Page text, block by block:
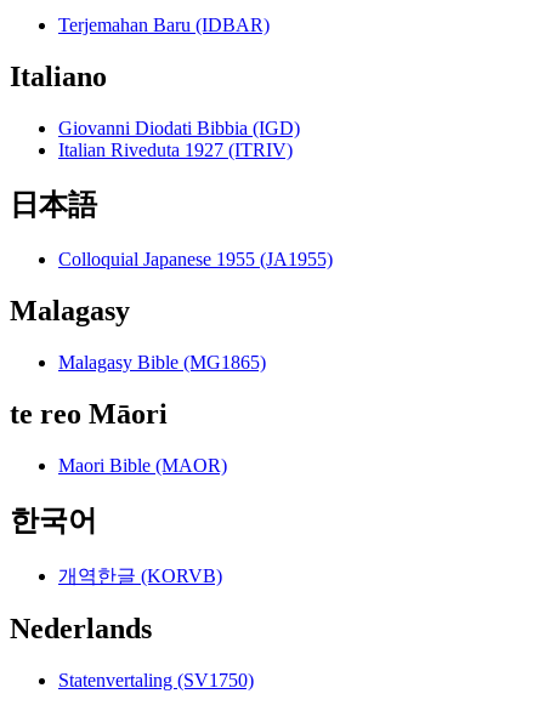
Terjemahan Baru (IDBAR)
Italiano
Giovanni Diodati Bibbia (IGD)
Italian Riveduta 1927 (ITRIV)
日本語
Colloquial Japanese 1955 (JA1955)
Malagasy
Malagasy Bible (MG1865)
te reo Māori
Maori Bible (MAOR)
한국어
개역한글 (KORVB)
Nederlands
Statenvertaling (SV1750)